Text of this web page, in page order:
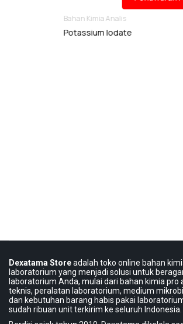
Bahan Kimia Analis
Potassium Iodate
Dexatama Storeadalah toko online bahan
laboratorium yang menjadi solusi untuk
laboratorium Anda, mulai dari bahan kimia pro
teknis, peralatan laboratorium, medium
dan kebutuhan barang habis pakai
sudah ribuan unit terkirim ke seluruh Indonesia.